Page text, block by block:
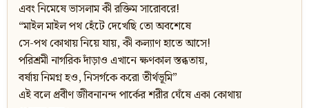
এবং নিমেষে ভাসলাম কী রক্তিম সারোবরে!
“মাইল মাইল পথ হেঁটে দেখেছি তো অবশেষে
সে-পথ কোথায় নিয়ে যায়, কী কল্যাণ হাতে আসে!
পরিশ্রমী নাগরিক দাঁড়াও এখানে ক্ষণকাল স্তব্ধতায়,
বর্ষায় নিমগ্ন হও, নিসর্গকে করো তীর্থভূমি”
এই বলে প্রবীণ জীবনানন্দ পার্কের শরীর ঘেঁষে একা কোথায়